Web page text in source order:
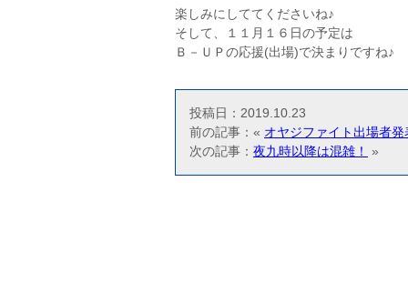
楽しみにしててくださいね♪
そして、１１月１６日の予定は
Ｂ－ＵＰの応援(出場)で決まりですね♪
投稿日：2019.10.23
前の記事：« オヤジファイト出場者発
次の記事： 夜九時以降は混雑！ »